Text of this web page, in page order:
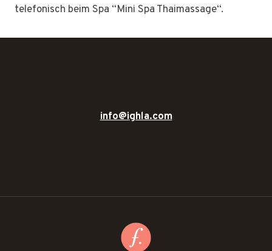
telefonisch beim Spa “Mini Spa Thaimassage“.
info@ighla.com